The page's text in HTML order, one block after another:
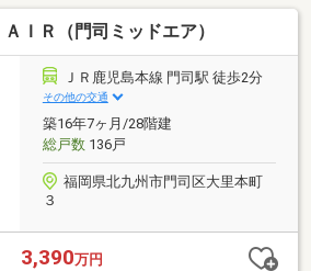
修繕計画、有り♪〇固定資産税額、
大切なペットと一緒に暮らせます♪(1住戸
震基準・住宅ローン控除利用可♪〇水回
み♪【教育】◆大里柳小学校：徒歩14分
徒歩13分【暮らし】◆ダイレックス門
◆ファミリーマートJR門司駅店：徒歩3
司駅前支店：徒歩4分
Ｒ（門司ミッドエア）
ＪＲ鹿児島本線 門司駅 徒歩2分
その他の交通
築16年7ヶ月/28階建
総戸数136戸
福岡県北九州市門司区大里本町
３
3,390万円